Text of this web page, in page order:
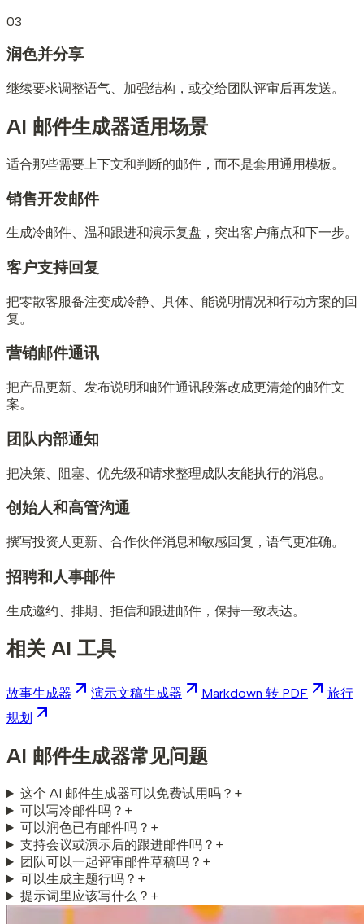
03
润色并分享
继续要求调整语气、加强结构，或交给团队评审后再发送。
AI 邮件生成器适用场景
适合那些需要上下文和判断的邮件，而不是套用通用模板。
销售开发邮件
生成冷邮件、温和跟进和演示复盘，突出客户痛点和下一步。
客户支持回复
把零散客服备注变成冷静、具体、能说明情况和行动方案的回
复。
营销邮件通讯
把产品更新、发布说明和邮件通讯段落改成更清楚的邮件文
案。
团队内部通知
把决策、阻塞、优先级和请求整理成队友能执行的消息。
创始人和高管沟通
撰写投资人更新、合作伙伴消息和敏感回复，语气更准确。
招聘和人事邮件
生成邀约、排期、拒信和跟进邮件，保持一致表达。
相关 AI 工具
故事生成器 演示文稿生成器 Markdown 转 PDF
旅行
规划
AI 邮件生成器常见问题
这个 AI 邮件生成器可以免费试用吗？ +
可以写冷邮件吗？ +
可以润色已有邮件吗？ +
支持会议或演示后的跟进邮件吗？ +
团队可以一起评审邮件草稿吗？ +
可以生成主题行吗？ +
提示词里应该写什么？ +